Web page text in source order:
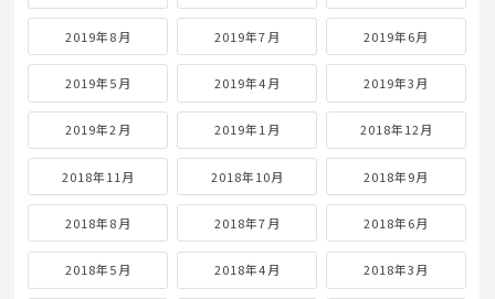
2019年8月 2019年7月 2019年6月
2019年5月 2019年4月 2019年3月
2019年2月 2019年1月 2018年12月
2018年11月 2018年10月 2018年9月
2018年8月 2018年7月 2018年6月
2018年5月 2018年4月 2018年3月